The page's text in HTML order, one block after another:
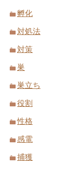
孵化
対処法
対策
巣
巣立ち
役割
性格
感電
捕獲